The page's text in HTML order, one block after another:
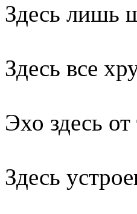
Здесь лишь
Здесь все
Эхо здесь
Здесь